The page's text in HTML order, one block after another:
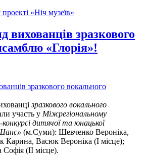
«Ніч музеїв»
вихованців зразкового
«Глорія»!
зразкового вокального
участь у Міжрегіональному
дитячої та юнацької
(м.Суми): Шевченко Вероніка,
Карина, Васюк Вероніка (І місце);
(ІІ місце).